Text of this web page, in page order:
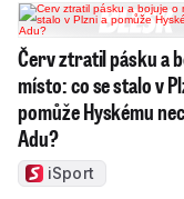
Červ ztratil pásku a
místo: co se stalo v
pomůže Hyskému
Adu?
iSport